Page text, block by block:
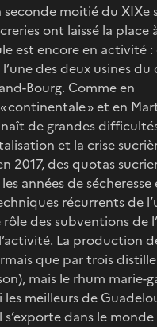
moitié du XIXe
ont laissé la place
est encore en activité
des deux usines
Bourg. Comme en
continentale » et en
de grandes
et la crise
2017, des quotas
années de sécheresse
récurrents de
des subventions de
La production
que par trois
mais le rhum marie-
meilleurs de
s’exporte dans le